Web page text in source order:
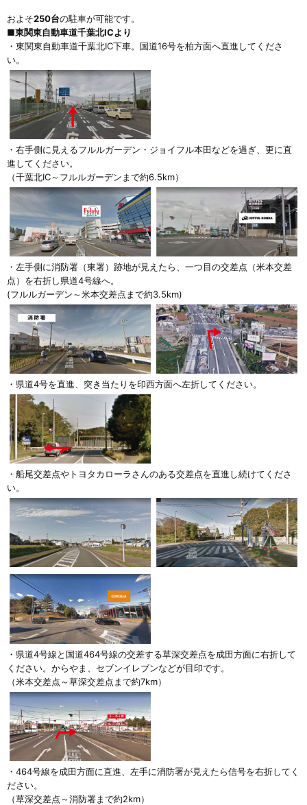
およそ250台の駐車が可能です。
■東関東自動車道千葉北ICより
・東関東自動車道千葉北IC下車。国道16号を柏方面へ直進してくださ
い。
・右手側に見えるフルルガーデン・ジョイフル本田などを過ぎ、更に直
進してください。
（千葉北IC～フルルガーデンまで約6.5km）
・左手側に消防署（東署）跡地が見えたら、一つ目の交差点（米本交差
点）を右折し県道4号線へ。
(フルルガーデン～米本交差点まで約3.5km)
・県道4号を直進、突き当たりを印西方面へ左折してください。
・船尾交差点やトヨタカローラさんのある交差点を直進し続けてくださ
い。
・県道4号線と国道464号線の交差する草深交差点を成田方面に右折して
ください。からやま、セブンイレブンなどが目印です。
（米本交差点～草深交差点まで約7km）
・464号線を成田方面に直進、左手に消防署が見えたら信号を右折してく
ださい。
（草深交差点～消防署まで約2km）